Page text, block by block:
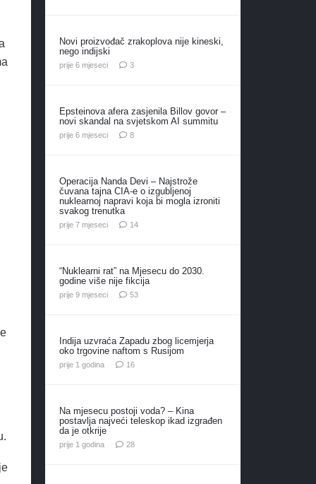
Novi proizvođač zrakoplova nije kineski,
nego indijski
prije 6 mjeseci 3komentara
Epsteinova afera zasjenila Billov govor –
novi skandal na svjetskom AI summitu
prije 6 mjeseci 8komentara
Operacija Nanda Devi – Najstrože
čuvana tajna CIA-e o izgubljenoj
nuklearnoj napravi koja bi mogla izroniti
svakog trenutka
prije 7 mjeseci 14komentara
“Nuklearni rat” na Mjesecu do 2030.
godine više nije fikcija
prije 9 mjeseci 53komentara
Indija uzvraća Zapadu zbog licemjerja
oko trgovine naftom s Rusijom
prije 1 godina 16komentara
Na mjesecu postoji voda? – Kina
postavlja najveći teleskop ikad izgrađen
da je otkrije
prije 1 godina 28komentara